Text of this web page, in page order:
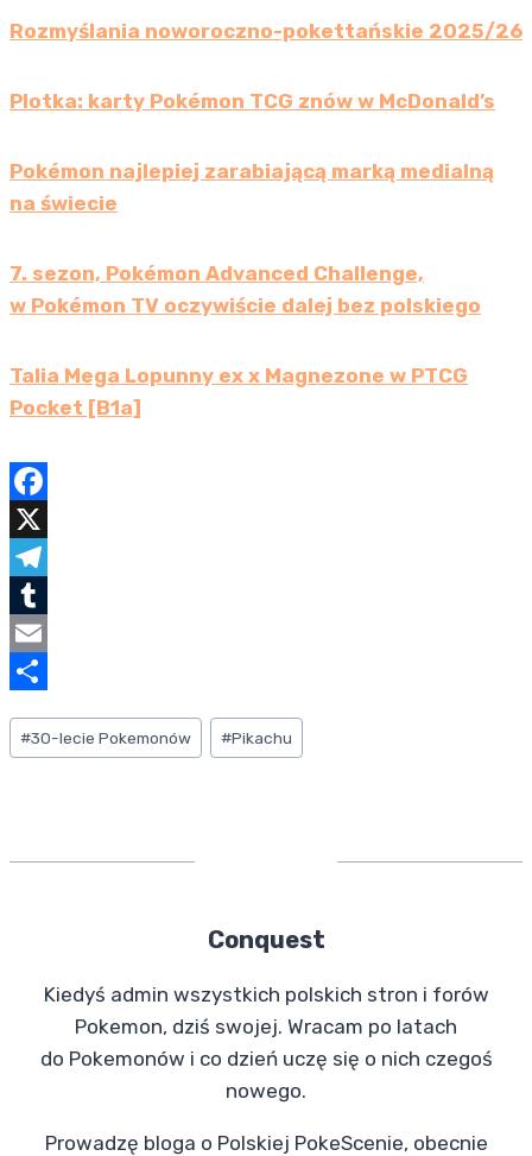
Rozmyślania noworoczno-pokettańskie 2025/26
Plotka: karty Pokémon TCG znów w McDonald’s
Pokémon najlepiej zarabiającą marką medialną
na świecie
7. sezon, Pokémon Advanced Challenge,
w Pokémon TV oczywiście dalej bez polskiego
Talia Mega Lopunny ex x Magnezone w PTCG
Pocket [B1a]
F
a
e
b
o
X
T
e
g
m
T
u
b
E
ah
e
Tagi
wpisu:
#30-lecie Pokemonów #Pikachu
Conquest
Kiedyś admin wszystkich polskich stron i forów
Pokemon, dziś swojej. Wracam po latach
do Pokemonów i co dzień uczę się o nich czegoś
nowego.
Prowadzę bloga o Polskiej PokeScenie, obecnie